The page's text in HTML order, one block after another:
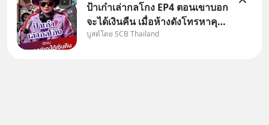
ป้าเก๋าเล่ากลโกง EP4 ตอนเขาบอก
จะได้เงินคืน เมื่อห้างดังโทรหาคุณ
วิยะดา แจ้งเรื่องเคลมสินค้าแล้ว
บูสต์โดย SCB Thailand